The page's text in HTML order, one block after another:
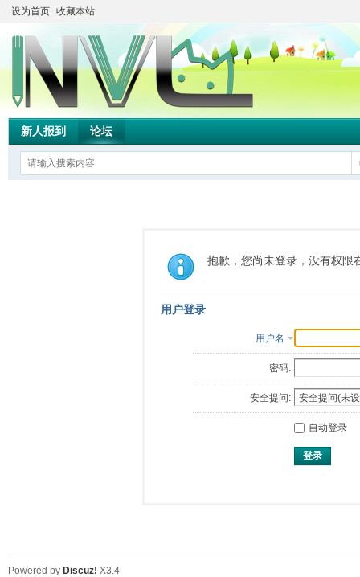
设为首页 收藏本站
新人报到 论坛
抱歉，您尚未登录，没有权限
用户登录
用户名
密码:
安全提问:
自动登录
登录
Powered by Discuz! X3.4